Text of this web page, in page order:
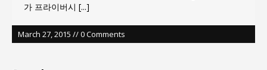
가 프라이버시 [...]
March 27, 2015 // 0 Comments